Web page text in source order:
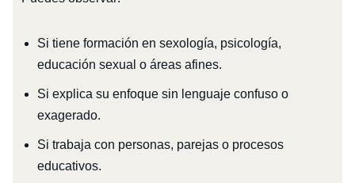
Si tiene formación en sexología, psicología,
educación sexual o áreas afines.
Si explica su enfoque sin lenguaje confuso o
exagerado.
Si trabaja con personas, parejas o procesos
educativos.